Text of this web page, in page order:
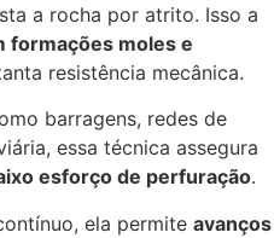
a rocha por atrito. Isso a
formações moles e
resistência mecânica.
barragens, redes de
essa técnica assegura
esforço de perfuração.
ela permite avanços